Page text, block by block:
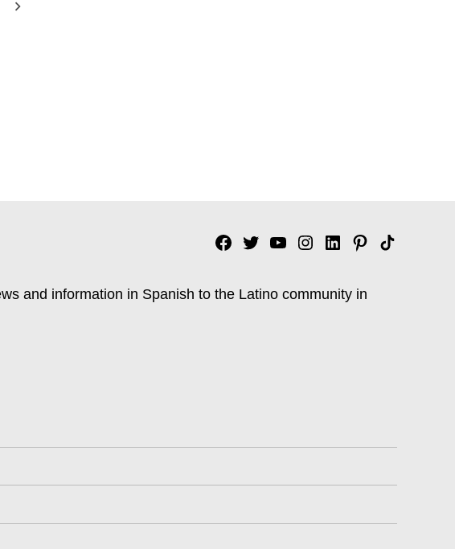
Facebook
TwitterYouTubeInstagram
Linkedin
Pinterest
Tik
and information in Spanish to the Latino community in